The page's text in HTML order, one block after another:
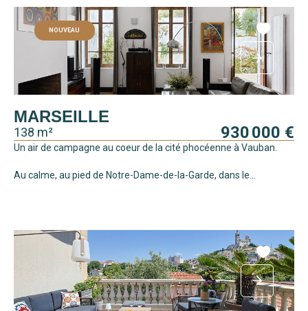
NOUVEAU
MARSEILLE
138 m² 930 000 €
Un air de campagne au coeur de la cité phocéenne à Vauban.
Au calme, au pied de Notre-Dame-de-la-Garde, dans le...